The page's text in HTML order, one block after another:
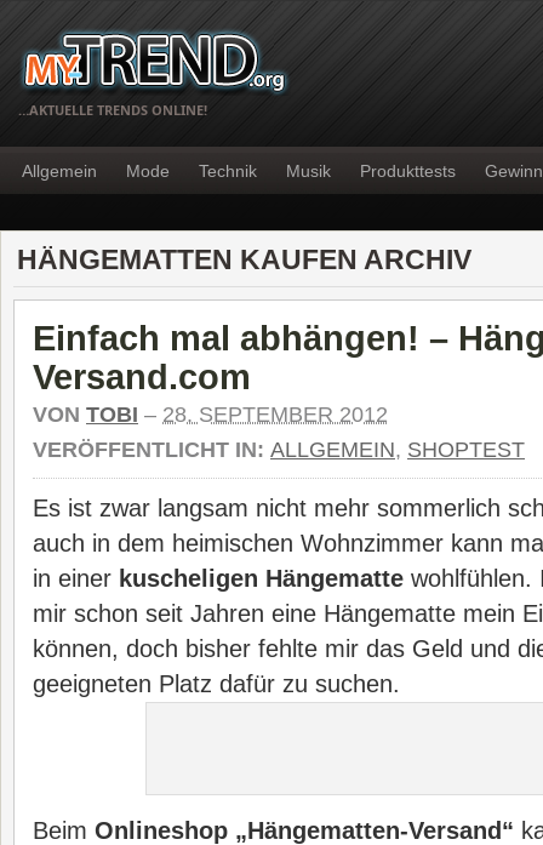
…AKTUELLE TRENDS ONLINE!
Allgemein Mode Technik Musik Produkttests
HÄNGEMATTEN KAUFEN ARCHIV
Einfach mal abhängen! –
Versand.com
VON TOBI – 28. SEPTEMBER 2012
VERÖFFENTLICHT IN: ALLGEMEIN, SHOPTEST
Es ist zwar langsam nicht mehr sommerlich
auch in dem heimischen Wohnzimmer kann
in einer kuscheligen Hängematte wohlfühlen.
mir schon seit Jahren eine Hängematte mein
können, doch bisher fehlte mir das Geld und
geeigneten Platz dafür zu suchen.
Beim Onlineshop „Hängematten-Versand“